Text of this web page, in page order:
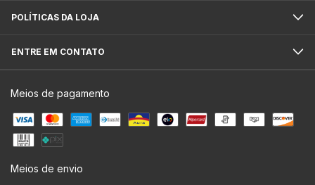
POLÍTICAS DA LOJA
ENTRE EM CONTATO
Meios de pagamento
Meios de envio